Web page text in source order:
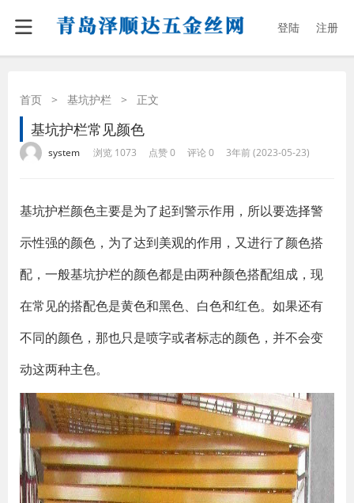
登陆 注册
首页 > 基坑护栏 > 正文
基坑护栏常见颜色
system 浏览 1073 点赞 0 评论 0 3年前 (2023-05-23)
基坑护栏颜色主要是为了起到警示作用，所以要选择警
示性强的颜色，为了达到美观的作用，又进行了颜色搭
配，一般基坑护栏的颜色都是由两种颜色搭配组成，现
在常见的搭配色是黄色和黑色、白色和红色。如果还有
不同的颜色，那也只是喷字或者标志的颜色，并不会变
动这两种主色。